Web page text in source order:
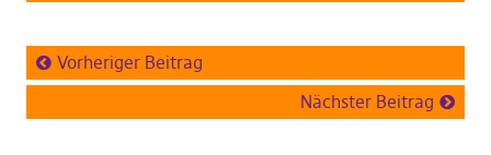
Vorheriger Beitrag
Nächster Beitrag